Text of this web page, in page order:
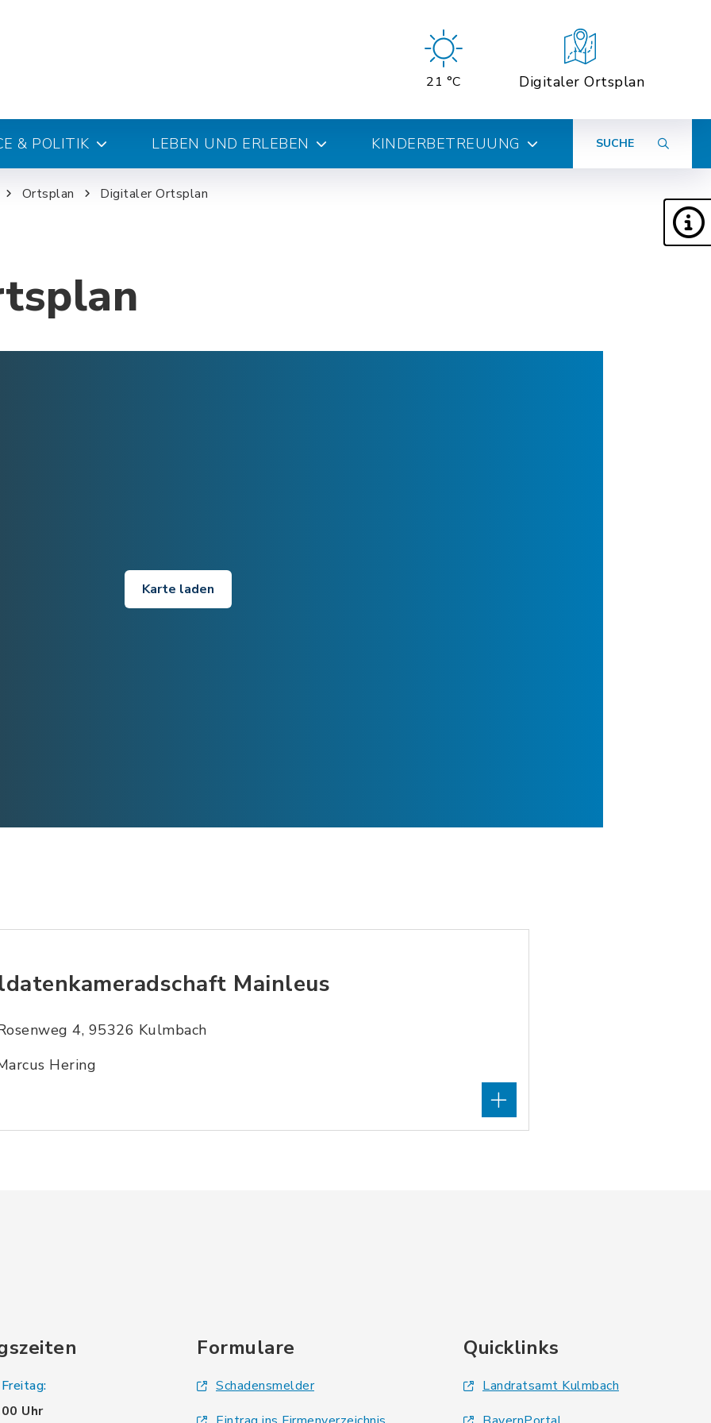
21 °C Digitaler Ortsplan
& POLITIK LEBEN UND ERLEBEN KINDERBETREUUNG SUCHE
Ortsplan Digitaler Ortsplan
Karte laden
Mainleus
4, 95326 Kulmbach
Hering
Uhr
Formulare
Schadensmelder
Quicklinks
Landratsamt Kulmbach